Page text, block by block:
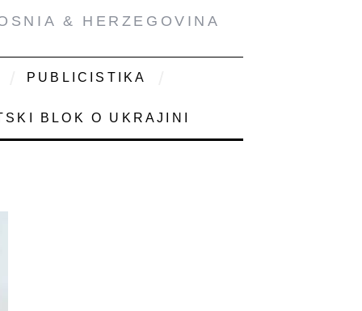
& HERZEGOVINA
PUBLICISTIKA
BLOK O UKRAJINI